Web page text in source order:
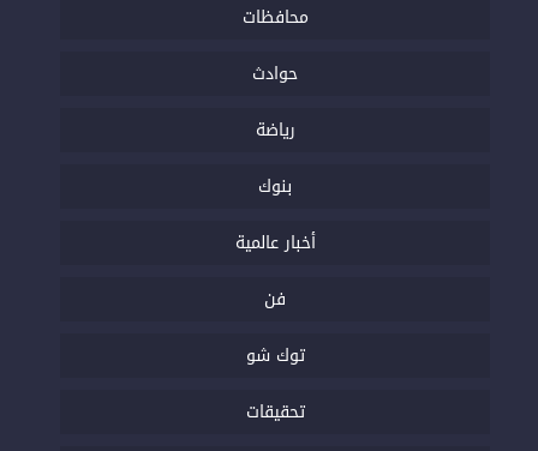
محافظات
حوادث
رياضة
بنوك
أخبار عالمية
فن
توك شو
تحقيقات